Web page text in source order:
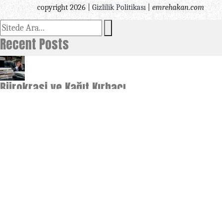
copyright 2026 | Gizlilik Politikası emrehakan.com
Recent Posts
Bürokrasi ve Kağıt Kırbacı